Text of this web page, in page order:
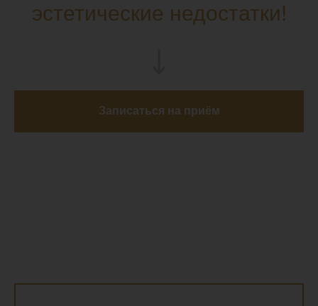
эстетические недостатки!
Записаться на приём